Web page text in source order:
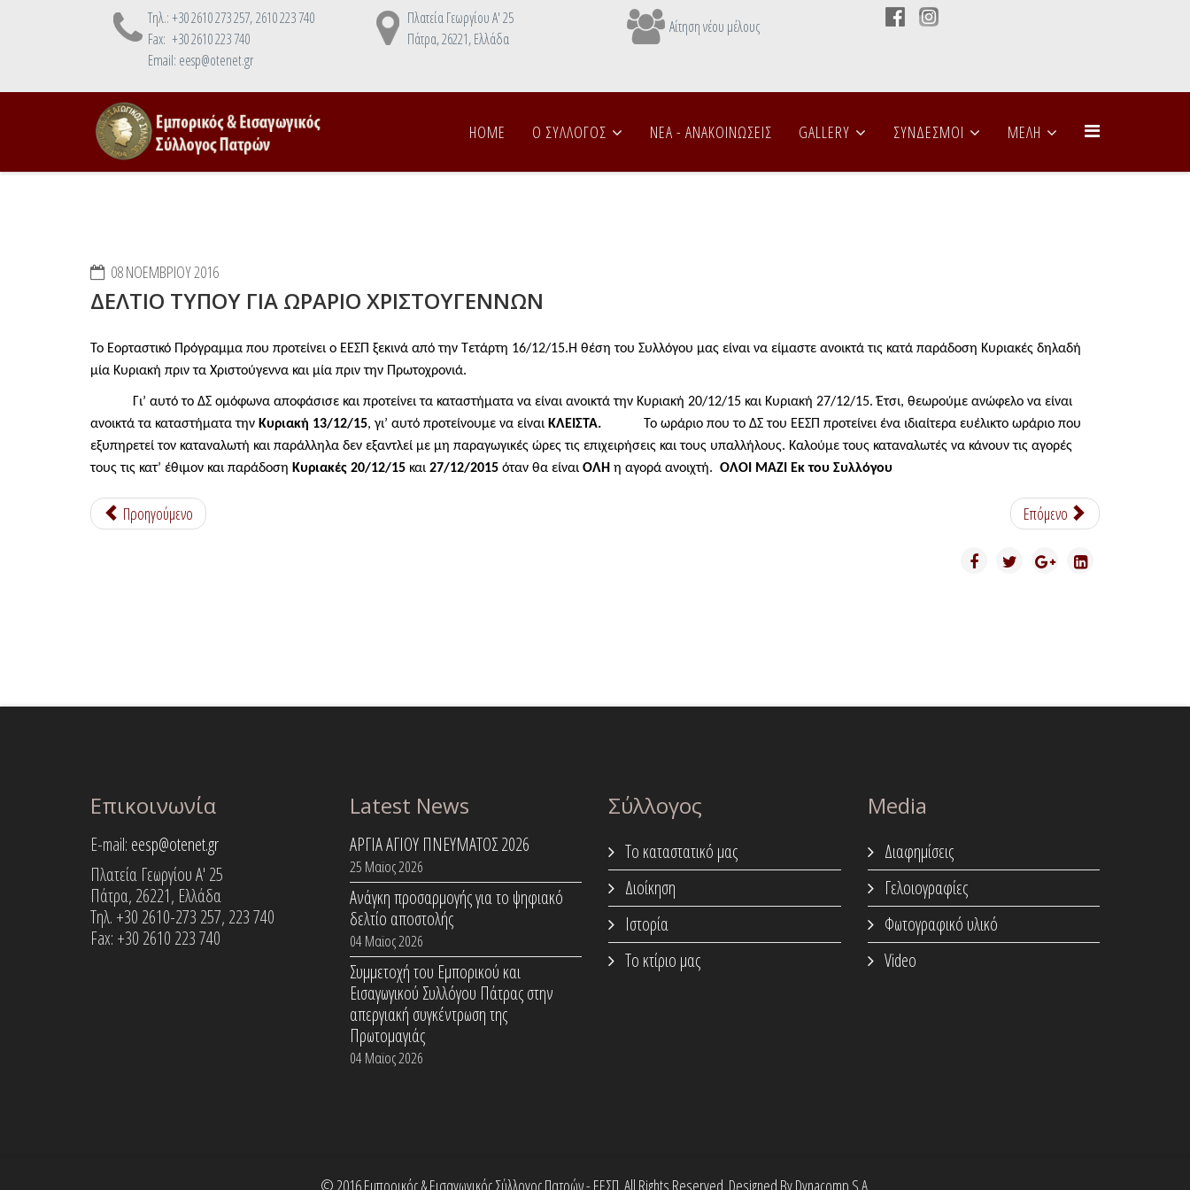
Τηλ.: +30 2610 273 257, 2610 223 740
Fax: +30 2610 223 740
Email: eesp@otenet.gr
Πλατεία Γεωργίου Α' 25
Πάτρα, 26221, Ελλάδα
Αίτηση νέου μέλους
HOME Ο ΣΥΛΛΟΓΟΣ NEA - ANAΚΟΙΝΩΣΕΙΣ GALLERY ΣΥΝΔΕΣΜΟΙ ΜΕΛΗ
08 ΝΟΕΜΒΡΊΟΥ 2016
ΔΕΛΤΙΟ ΤΥΠΟΥ ΓΙΑ ΩΡΑΡΙΟ ΧΡΙΣΤΟΥΓΕΝΝΩΝ
Το Εορταστικό Πρόγραμμα που προτείνει ο ΕΕΣΠ ξεκινά από την Τετάρτη 16/12/15.Η θέση του Συλλόγου μας είναι να είμαστε ανοικτά τις κατά παράδοση Κυριακές δηλαδή
μία Κυριακή πριν τα Χριστούγεννα και μία πριν την Πρωτοχρονιά.
Γι’ αυτό το ΔΣ ομόφωνα αποφάσισε και προτείνει τα καταστήματα να είναι ανοικτά την Κυριακή 20/12/15 και Κυριακή 27/12/15. Έτσι, θεωρούμε ανώφελο να είναι
ανοικτά τα καταστήματα την Κυριακή 13/12/15, γι’ αυτό προτείνουμε να είναι ΚΛΕΙΣΤΑ. Το ωράριο που το ΔΣ του ΕΕΣΠ προτείνει ένα ιδιαίτερα ευέλικτο ωράριο που
εξυπηρετεί τον καταναλωτή και παράλληλα δεν εξαντλεί με μη παραγωγικές ώρες τις επιχειρήσεις και τους υπαλλήλους. Καλούμε τους καταναλωτές να κάνουν τις αγορές
τους τις κατ’ έθιμον και παράδοση Κυριακές 20/12/15 και 27/12/2015 όταν θα είναι ΟΛΗ η αγορά ανοιχτή. ΟΛΟΙ ΜΑΖΙ Εκ του Συλλόγου
Προηγούμενο Επόμενο
Επικοινωνία
E-mail: eesp@otenet.gr
Πλατεία Γεωργίου Α' 25
Πάτρα, 26221, Ελλάδα
Τηλ. +30 2610-273 257, 223 740
Fax: +30 2610 223 740
Latest News
ΑΡΓΙΑ ΑΓΙΟΥ ΠΝΕΥΜΑΤΟΣ 2026
25 Μαϊος 2026
Ανάγκη προσαρμογής για το ψηφιακό
δελτίο αποστολής
04 Μαϊος 2026
Συμμετοχή του Εμπορικού και
Εισαγωγικού Συλλόγου Πάτρας στην
απεργιακή συγκέντρωση της
Πρωτομαγιάς
04 Μαϊος 2026
Σύλλογος
Το καταστατικό μας
Διοίκηση
Ιστορία
Το κτίριο μας
Media
Διαφημίσεις
Γελοιογραφίες
Φωτογραφικό υλικό
Video
© 2016 Εμπορικός & Εισαγωγικός Σύλλογος Πατρών - ΕΕΣΠ. All Rights Reserved. Designed By Dynacomp S.A.